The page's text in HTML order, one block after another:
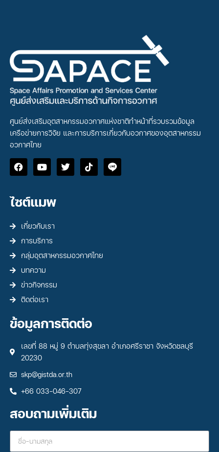
ศูนย์ส่งเสริมอุตสาหกรรมอวกาศแห่งชาติทำหน้าที่รวบรวมข้อมูล
เครือข่ายการวิจัย และการบริการเกี่ยวกับอวกาศของอุตสาหกรรม
อวกาศไทย
ไซต์แมพ
เกี่ยวกับเรา
การบริการ
กลุ่มอุตสาหกรรมอวกาศไทย
บทความ
ข่าวกิจกรรม
ติดต่อเรา
ข้อมูลการติดต่อ
เลขที่ 88 หมู่ 9 ตำบลทุ่งสุขลา อำเภอศรีราชา จังหวัดชลบุรี
20230
skp@gistda.or.th
+66 033-046-307
สอบถามเพิ่มเติม